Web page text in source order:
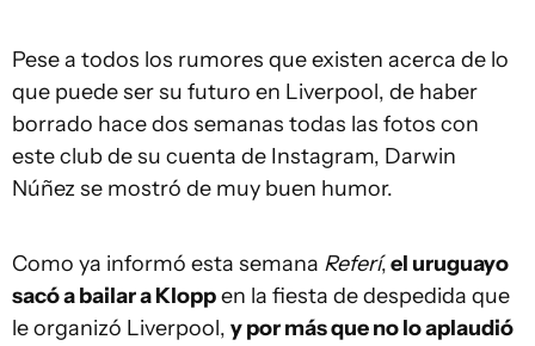
Pese a todos los rumores que existen acerca de lo
que puede ser su futuro en Liverpool, de haber
borrado hace dos semanas todas las fotos con
este club de su cuenta de Instagram, Darwin
Núñez se mostró de muy buen humor.
Como ya informó esta semana Referí,el uruguayo
sacó a bailar a Kloppen la fiesta de despedida que
le organizó Liverpool, y por más que no lo aplaudió